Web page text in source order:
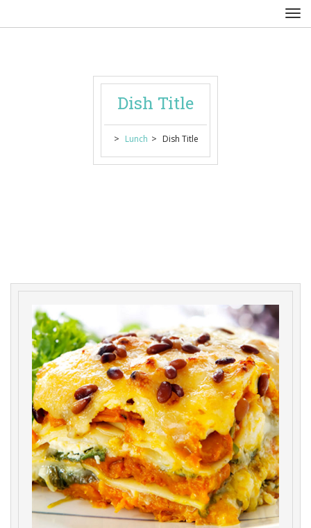
Dish Title
> Lunch > Dish Title